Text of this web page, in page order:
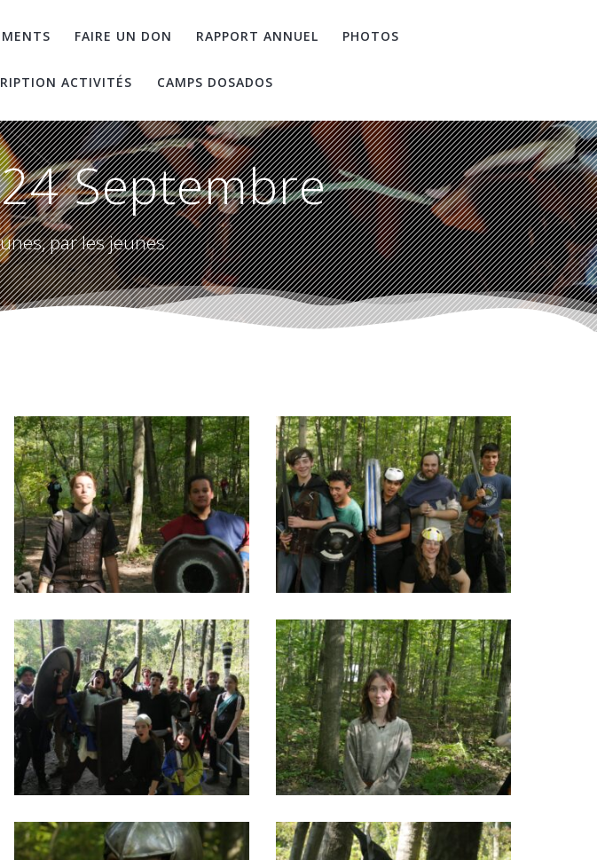
FAIRE UN DON RAPPORT ANNUEL PHOTOS
ACTIVITÉS CAMPS DOSADOS
Septembre
par les jeunes.